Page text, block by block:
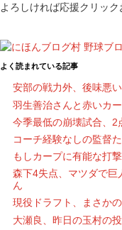
よろしければ応援クリッ
よく読まれている記事
安部の戦力外、後味悪い
羽生善治さんと赤いカ
今季最低の崩壊試合、
コーチ経験なしの監督
もしカープに有能な打
森下4失点、マツダで巨
ん
現役ドラフト、まさか
大瀬良、昨日の玉村の